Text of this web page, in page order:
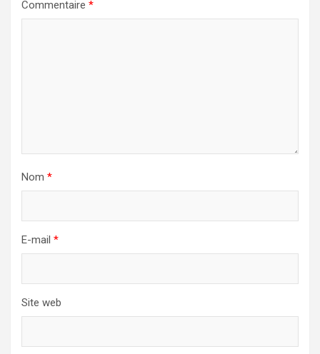
Commentaire *
Nom *
E-mail *
Site web